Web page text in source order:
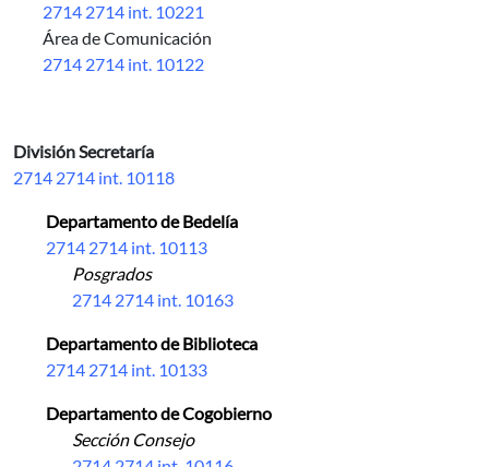
2714 2714 int. 10221
Área de Comunicación
2714 2714 int. 10122
División Secretaría
2714 2714 int. 10118
Departamento de Bedelía
2714 2714 int. 10113
Posgrados
2714 2714 int. 10163
Departamento de Biblioteca
2714 2714 int. 10133
Departamento de Cogobierno
Sección Consejo